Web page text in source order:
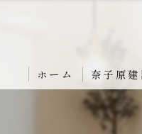
ホーム 奈子原